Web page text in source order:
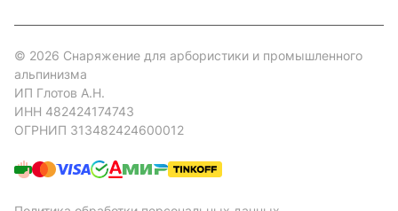
© 2026 Снаряжение для арбористики и промышленного
альпинизма
ИП Глотов А.Н.
ИНН 482424174743
ОГРНИП 313482424600012